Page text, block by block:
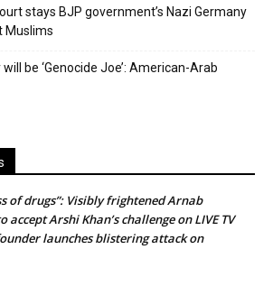
stays BJP government’s Nazi Germany
Muslims
will be ‘Genocide Joe’: American-Arab
of drugs”: Visibly frightened Arnab
accept Arshi Khan’s challenge on LIVE TV
launches blistering attack on